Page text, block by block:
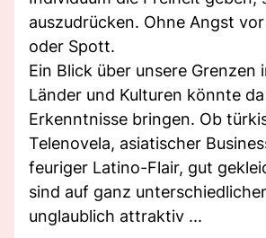
auszudrücken. Ohne Angst
oder Spott.
Ein Blick über unsere Grenzen
Länder und Kulturen könnte
Erkenntnisse bringen. Ob
Telenovela, asiatischer
feuriger Latino-Flair, gut
sind auf ganz
unglaublich attraktiv ...